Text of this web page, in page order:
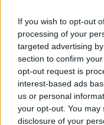
If you wish to opt-out
processing of your
targeted advertising
section to confirm
opt-out request is
interest-based ads
us or personal
your opt-out. You
disclosure of your
4.8
Basato su
Powered by